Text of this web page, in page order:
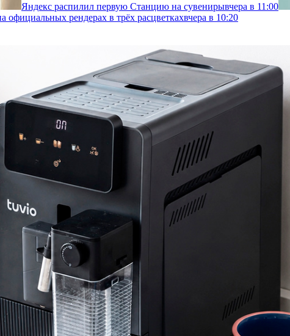
Яндекс распилил первую Станцию на сувенирывчера в 11:00
официальных рендерах в трёх расцветкахвчера в 10:20